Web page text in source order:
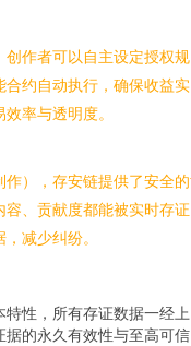
作者可以自主设定授权规
约自动执行，确保收益实
率与透明度。
），存安链提供了安全
、贡献度都能被实时存
减少纠纷。
特性，所有存证数据一经上
的永久有效性与至高可信